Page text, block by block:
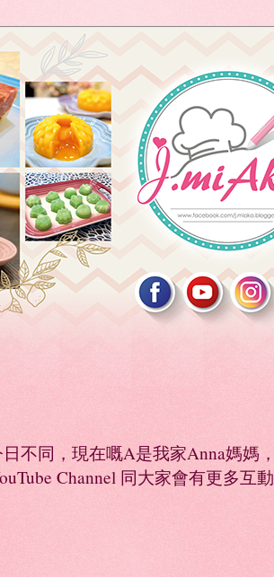
不同，現在嘅A是我家Anna媽媽
Channel 同大家會有更多互